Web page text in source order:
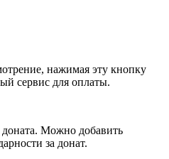
нажимая эту кнопку
сервис для оплаты.
Можно добавить
за донат.